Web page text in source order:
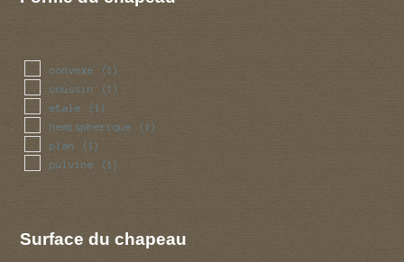
convexe (1)
coussin (1)
etale (1)
hemispherique (1)
plan (1)
pulvine (1)
Surface du chapeau